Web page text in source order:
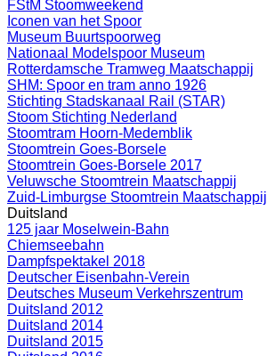
FStM Stoomweekend
Iconen van het Spoor
Museum Buurtspoorweg
Nationaal Modelspoor Museum
Rotterdamsche Tramweg Maatschappij
SHM: Spoor en tram anno 1926
Stichting Stadskanaal Rail (STAR)
Stoom Stichting Nederland
Stoomtram Hoorn-Medemblik
Stoomtrein Goes-Borsele
Stoomtrein Goes-Borsele 2017
Veluwsche Stoomtrein Maatschappij
Zuid-Limburgse Stoomtrein Maatschappij
Duitsland
125 jaar Moselwein-Bahn
Chiemseebahn
Dampfspektakel 2018
Deutscher Eisenbahn-Verein
Deutsches Museum Verkehrszentrum
Duitsland 2012
Duitsland 2014
Duitsland 2015